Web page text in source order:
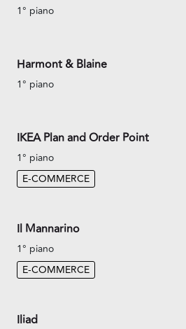
1° piano
Harmont & Blaine
1° piano
IKEA Plan and Order Point
1° piano
E-COMMERCE
Il Mannarino
1° piano
E-COMMERCE
Iliad